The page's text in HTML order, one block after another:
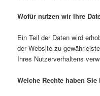
Wofür nutzen wir Ihre
Ein Teil der Daten wird
der Website zu
Ihres Nutzerverhaltens
Welche Rechte haben